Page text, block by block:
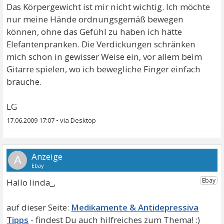
Das Körpergewicht ist mir nicht wichtig. Ich möchte
nur meine Hände ordnungsgemäß bewegen
können, ohne das Gefühl zu haben ich hätte
Elefantenpranken. Die Verdickungen schränken
mich schon in gewisser Weise ein, vor allem beim
Gitarre spielen, wo ich bewegliche Finger einfach
brauche.
LG
17.06.2009 17:07 •
A
Hallo linda_,
Medikamente & Antidepressiva
Tipps